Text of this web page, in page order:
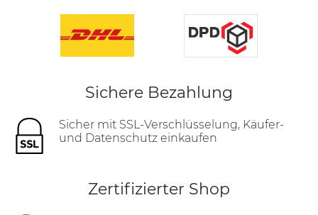
Sichere Bezahlung
Sicher mit SSL-Verschlüsselung, Käufer-
und Datenschutz einkaufen
Zertifizierter Shop